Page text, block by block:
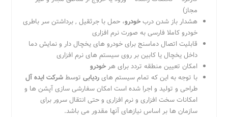
مجاز)
هشدار باز شدن دربخودرو، حمل با جرثقیل , برداشتن سر باطری
خودرو کاملا فارسی به صورت نرم افزاری
قابلیت اتصال دماسنج برای خودرو های یخچال دار و نمایش دما
داخل یخچال یا کابین بر روی سیستم های نرم افزاری
امکان تعیین منطقه تردد برای هرخودرو
با توجه به این که تمام سیستم هایردیابی توسطشرکت ایده آل
طراحی و تولید و اجرا شده است امکان سفارشی سازی آپشن ها و
امکانات سخت افزاری و نرم افزاری و حتی انتقال سرور برای
سازمان ها بر اساس نیازهای آنها مقدور می باشد.